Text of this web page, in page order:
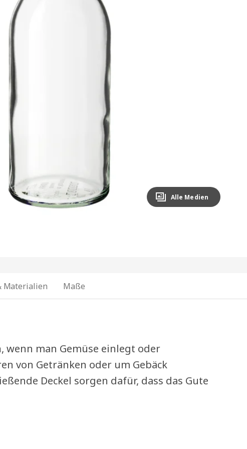
Alle Medien
Materialien Maße
wenn man Gemüse einlegt oder
von Getränken oder um Gebäck
Deckel sorgen dafür, dass das Gute